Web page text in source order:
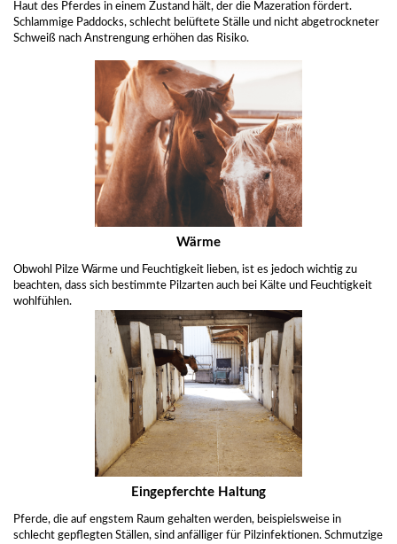
Haut des Pferdes in einem Zustand hält, der die Mazeration fördert.
Schlammige Paddocks, schlecht belüftete Ställe und nicht abgetrockneter
Schweiß nach Anstrengung erhöhen das Risiko.
Wärme
Obwohl Pilze Wärme und Feuchtigkeit lieben, ist es jedoch wichtig zu
beachten, dass sich bestimmte Pilzarten auch bei Kälte und Feuchtigkeit
wohlfühlen.
Eingepferchte Haltung
Pferde, die auf engstem Raum gehalten werden, beispielsweise in
schlecht gepflegten Ställen, sind anfälliger für Pilzinfektionen. Schmutzige